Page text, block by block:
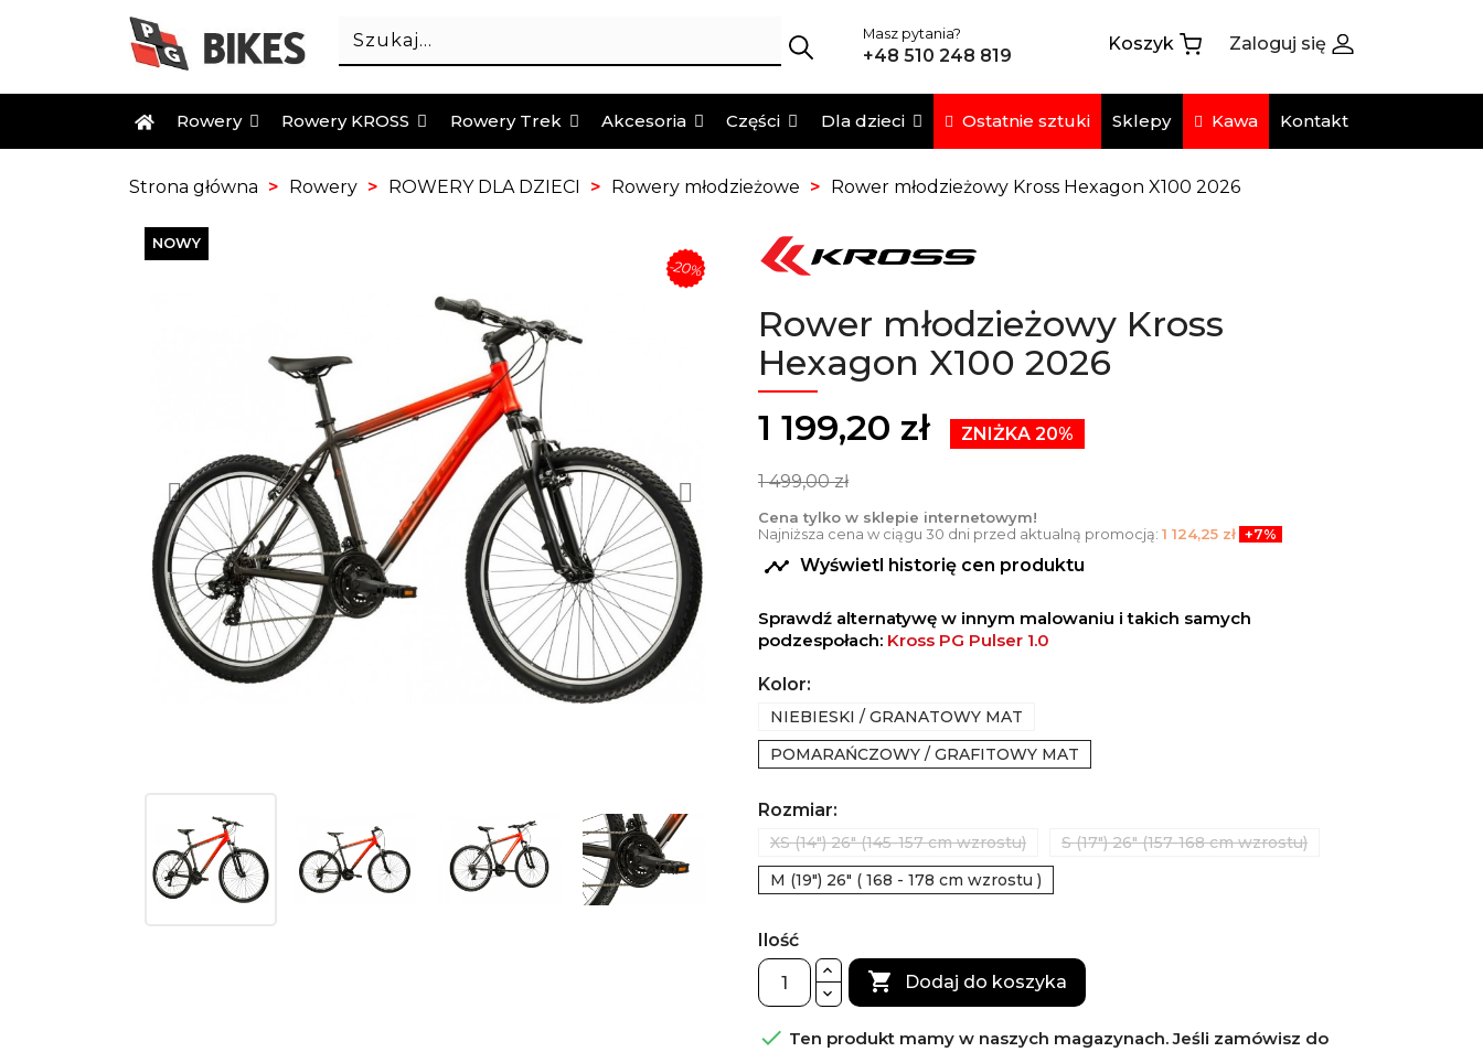
Masz pytania?
+48 510 248 819
Koszyk Zaloguj się
Rowery Rowery KROSS Rowery Trek Akcesoria Części Dla dzieci Ostatnie sztuki Sklepy Kawa Kontakt
Strona główna Rowery ROWERY DLA DZIECI Rowery młodzieżowe Rower młodzieżowy Kross Hexagon X100 2026
NOWY
-20%
Rower młodzieżowy Kross
Hexagon X100 2026
1 199,20 zł
ZNIŻKA 20%
1 499,00 zł
Cena tylko w sklepie internetowym!
Najniższa cena w ciągu 30 dni przed aktualną promocją: 1 124,25 zł +7%
 Wyświetl historię cen produktu
Sprawdź alternatywę w innym malowaniu i takich samych
podzespołach: Kross PG Pulser 1.0
Kolor:
NIEBIESKI / GRANATOWY MAT
POMARAŃCZOWY / GRAFITOWY MAT
Rozmiar:
XS (14") 26" (145-157 cm wzrostu)
S (17") 26" (157-168 cm wzrostu)
M (19") 26" ( 168 - 178 cm wzrostu )
Ilość
 Dodaj do koszyka
 Ten produkt mamy w naszych magazynach. Jeśli zamówisz do